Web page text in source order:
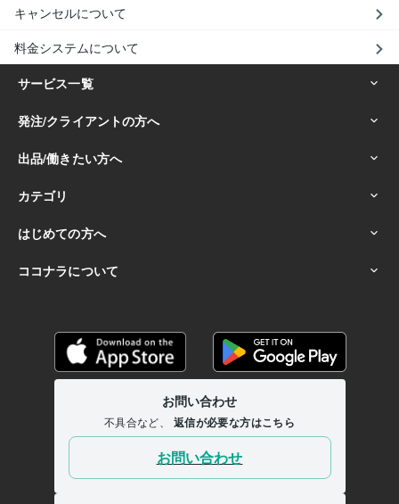
キャンセルについて
料金システムについて